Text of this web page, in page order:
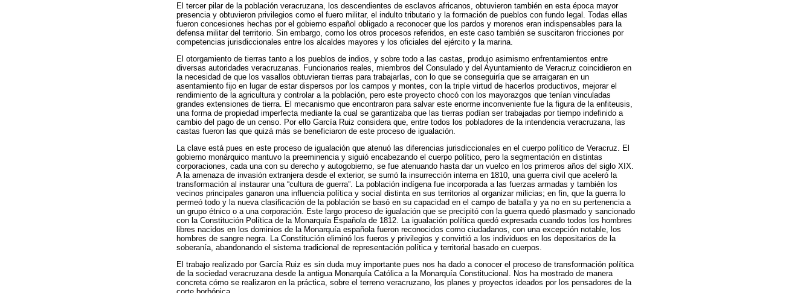
El tercer pilar de la población veracruzana, los descendientes de esclavos africanos, obtuvieron también en esta época mayor
presencia y obtuvieron privilegios como el fuero militar, el indulto tributario y la formación de pueblos con fundo legal. Todas ellas
fueron concesiones hechas por el gobierno español obligado a reconocer que los pardos y morenos eran indispensables para la
defensa militar del territorio. Sin embargo, como los otros procesos referidos, en este caso también se suscitaron fricciones por
competencias jurisdiccionales entre los alcaldes mayores y los oficiales del ejército y la marina.
El otorgamiento de tierras tanto a los pueblos de indios, y sobre todo a las castas, produjo asimismo enfrentamientos entre
diversas autoridades veracruzanas. Funcionarios reales, miembros del Consulado y del Ayuntamiento de Veracruz coincidieron en
la necesidad de que los vasallos obtuvieran tierras para trabajarlas, con lo que se conseguiría que se arraigaran en un
asentamiento fijo en lugar de estar dispersos por los campos y montes, con la triple virtud de hacerlos productivos, mejorar el
rendimiento de la agricultura y controlar a la población, pero este proyecto chocó con los mayorazgos que tenían vinculadas
grandes extensiones de tierra. El mecanismo que encontraron para salvar este enorme inconveniente fue la figura de la enfiteusis,
una forma de propiedad imperfecta mediante la cual se garantizaba que las tierras podían ser trabajadas por tiempo indefinido a
cambio del pago de un censo. Por ello García Ruiz considera que, entre todos los pobladores de la intendencia veracruzana, las
castas fueron las que quizá más se beneficiaron de este proceso de igualación.
La clave está pues en este proceso de igualación que atenuó las diferencias jurisdiccionales en el cuerpo político de Veracruz. El
gobierno monárquico mantuvo la preeminencia y siguió encabezando el cuerpo político, pero la segmentación en distintas
corporaciones, cada una con su derecho y autogobierno, se fue atenuando hasta dar un vuelco en los primeros años del siglo XIX.
A la amenaza de invasión extranjera desde el exterior, se sumó la insurrección interna en 1810, una guerra civil que aceleró la
transformación al instaurar una “cultura de guerra”. La población indígena fue incorporada a las fuerzas armadas y también los
vecinos principales ganaron una influencia política y social distinta en sus territorios al organizar milicias; en fin, que la guerra lo
permeó todo y la nueva clasificación de la población se basó en su capacidad en el campo de batalla y ya no en su pertenencia a
un grupo étnico o a una corporación. Este largo proceso de igualación que se precipitó con la guerra quedó plasmado y sancionado
con la Constitución Política de la Monarquía Española de 1812. La igualación política quedó expresada cuando todos los hombres
libres nacidos en los dominios de la Monarquía española fueron reconocidos como ciudadanos, con una excepción notable, los
hombres de sangre negra. La Constitución eliminó los fueros y privilegios y convirtió a los individuos en los depositarios de la
soberanía, abandonando el sistema tradicional de representación política y territorial basado en cuerpos.
El trabajo realizado por García Ruiz es sin duda muy importante pues nos ha dado a conocer el proceso de transformación política
de la sociedad veracruzana desde la antigua Monarquía Católica a la Monarquía Constitucional. Nos ha mostrado de manera
concreta cómo se realizaron en la práctica, sobre el terreno veracruzano, los planes y proyectos ideados por los pensadores de la